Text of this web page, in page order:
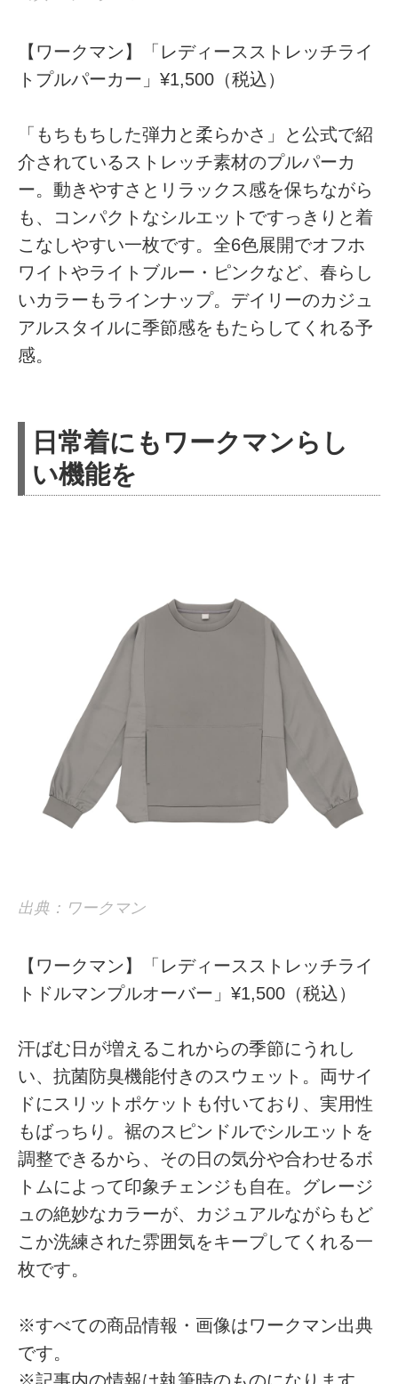
【ワークマン】「レディースストレッチライ
トプルパーカー」¥1,500（税込）
「もちもちした弾力と柔らかさ」と公式で紹
介されているストレッチ素材のプルパーカ
ー。動きやすさとリラックス感を保ちながら
も、コンパクトなシルエットですっきりと着
こなしやすい一枚です。全6色展開でオフホ
ワイトやライトブルー・ピンクなど、春らし
いカラーもラインナップ。デイリーのカジュ
アルスタイルに季節感をもたらしてくれる予
感。
日常着にもワークマンらし
い機能を
出典：ワークマン
【ワークマン】「レディースストレッチライ
トドルマンプルオーバー」¥1,500（税込）
汗ばむ日が増えるこれからの季節にうれし
い、抗菌防臭機能付きのスウェット。両サイ
ドにスリットポケットも付いており、実用性
もばっちり。裾のスピンドルでシルエットを
調整できるから、その日の気分や合わせるボ
トムによって印象チェンジも自在。グレージ
ュの絶妙なカラーが、カジュアルながらもど
こか洗練された雰囲気をキープしてくれる一
枚です。
※すべての商品情報・画像はワークマン出典
です。